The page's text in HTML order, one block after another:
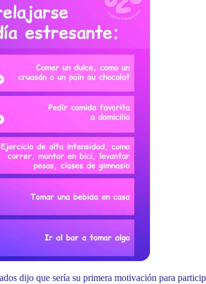
dijo que sería su primera motivación para